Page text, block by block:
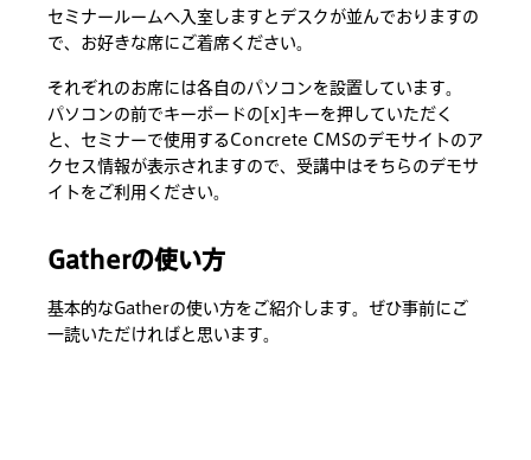
セミナールームへ入室しますとデスクが並んでおりますの
で、お好きな席にご着席ください。
それぞれのお席には各自のパソコンを設置しています。
パソコンの前でキーボードの[x]キーを押していただく
と、セミナーで使用するConcrete CMSのデモサイトのア
クセス情報が表示されますので、受講中はそちらのデモサ
イトをご利用ください。
Gatherの使い方
基本的なGatherの使い方をご紹介します。ぜひ事前にご
一読いただければと思います。